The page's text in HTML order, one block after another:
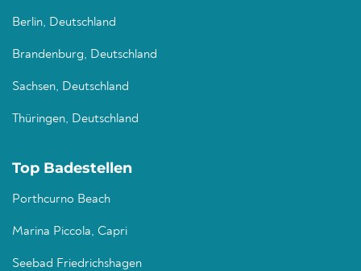
Berlin, Deutschland
Brandenburg, Deutschland
Sachsen, Deutschland
Thüringen, Deutschland
Top Badestellen
Porthcurno Beach
Marina Piccola, Capri
Seebad Friedrichshagen